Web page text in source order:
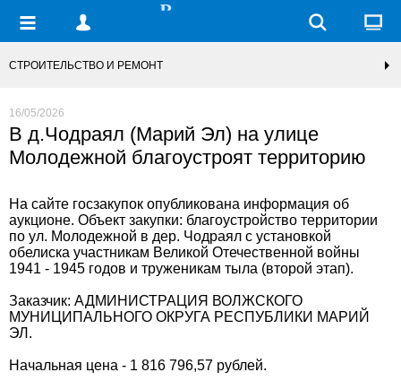
СТРОИТЕЛЬСТВО И РЕМОНТ
16/05/2026
В д.Чодраял (Марий Эл) на улице
Молодежной благоустроят территорию
На сайте госзакупок опубликована информация об
аукционе. Объект закупки: благоустройство территории
по ул. Молодежной в дер. Чодраял с установкой
обелиска участникам Великой Отечественной войны
1941 - 1945 годов и труженикам тыла (второй этап).
Заказчик: АДМИНИСТРАЦИЯ ВОЛЖСКОГО
МУНИЦИПАЛЬНОГО ОКРУГА РЕСПУБЛИКИ МАРИЙ
ЭЛ.
Начальная цена - 1 816 796,57 рублей.